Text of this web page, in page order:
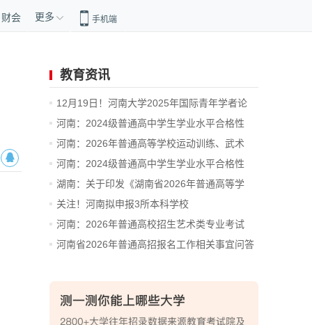
财会 更多 手机端
教育资讯
12月19日！河南大学2025年国际青年学者论
坛...
河南：2024级普通高中学生学业水平合格性
考...
河南：2026年普通高等学校运动训练、武术
与...
河南：2024级普通高中学生学业水平合格性
考...
湖南：关于印发《湖南省2026年普通高等学
校...
关注！河南拟申报3所本科学校
河南：2026年普通高校招生艺术类专业考试
有...
河南省2026年普通高招报名工作相关事宜问答